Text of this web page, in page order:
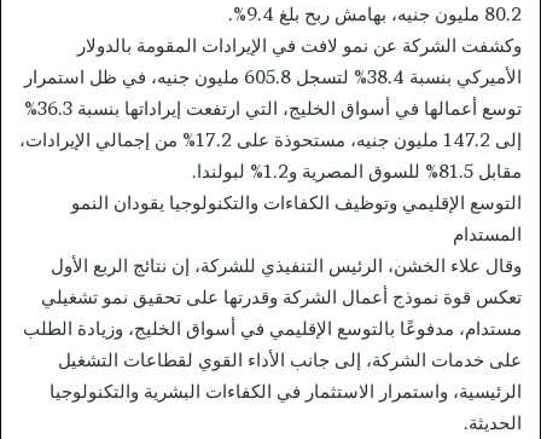
80.2 مليون جنيه، بهامش ربح بلغ 9.4%.
وكشفت الشركة عن نمو لافت في الإيرادات المقومة بالدولار
الأميركي بنسبة 38.4% لتسجل 605.8 مليون جنيه، في ظل استمرار
توسع أعمالها في أسواق الخليج، التي ارتفعت إيراداتها بنسبة 36.3%
إلى 147.2 مليون جنيه، مستحوذة على 17.2% من إجمالي الإيرادات،
مقابل 81.5% للسوق المصرية و1.2% لبولندا.
التوسع الإقليمي وتوظيف الكفاءات والتكنولوجيا يقودان النمو
المستدام
وقال علاء الخشن، الرئيس التنفيذي للشركة، إن نتائج الربع الأول
تعكس قوة نموذج أعمال الشركة وقدرتها على تحقيق نمو تشغيلي
مستدام، مدفوعًا بالتوسع الإقليمي في أسواق الخليج، وزيادة الطلب
على خدمات الشركة، إلى جانب الأداء القوي لقطاعات التشغيل
الرئيسية، واستمرار الاستثمار في الكفاءات البشرية والتكنولوجيا
الحديثة.